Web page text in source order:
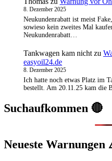
8. Dezember 2025
Neukundenrabatt ist meist
sowieso kein zweites Mal
Neukundenrabatt…
Tankwagen kam nicht zu
easyoil24.de
8. Dezember 2025
Ich hatte noch etwas Platz im
bestellt. Am 20.11.25 kam die
Suchaufkommen 🔴
Neueste Warnungen